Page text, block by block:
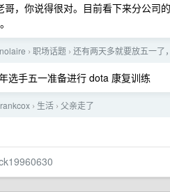
哥，你说得很对。目前看下来分公司
› 职场话题 › 还有两天多就要放五一了
选手五一准备进行 dota 康复训练
› 生活 › 父亲走了